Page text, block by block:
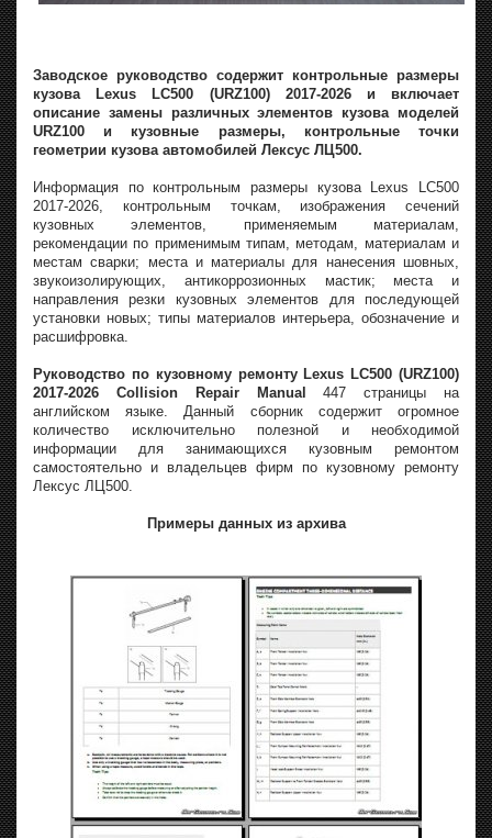
Заводское руководство содержит контрольные размеры
кузова Lexus LC500 (URZ100) 2017-2026 и включает
описание замены различных элементов кузова моделей
URZ100 и кузовные размеры, контрольные точки
геометрии кузова автомобилей Лексус ЛЦ500.
Информация по контрольным размеры кузова Lexus LC500
2017-2026, контрольным точкам, изображения сечений
кузовных элементов, применяемым материалам,
рекомендации по применимым типам, методам, материалам и
местам сварки; места и материалы для нанесения шовных,
звукоизолирующих, антикоррозионных мастик; места и
направления резки кузовных элементов для последующей
установки новых; типы материалов интерьера, обозначение и
расшифровка.
Руководство по кузовному ремонту Lexus LC500 (URZ100)
2017-2026 Collision Repair Manual
447 страницы на
английском языке. Данный сборник содержит огромное
количество исключительно полезной и необходимой
информации для занимающихся кузовным ремонтом
самостоятельно и владельцев фирм по кузовному ремонту
Лексус ЛЦ500.
Примеры данных из архива